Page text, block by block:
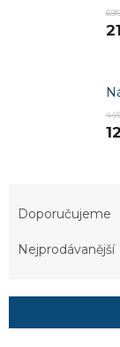
r
Doporučujeme
Nejprodávanější